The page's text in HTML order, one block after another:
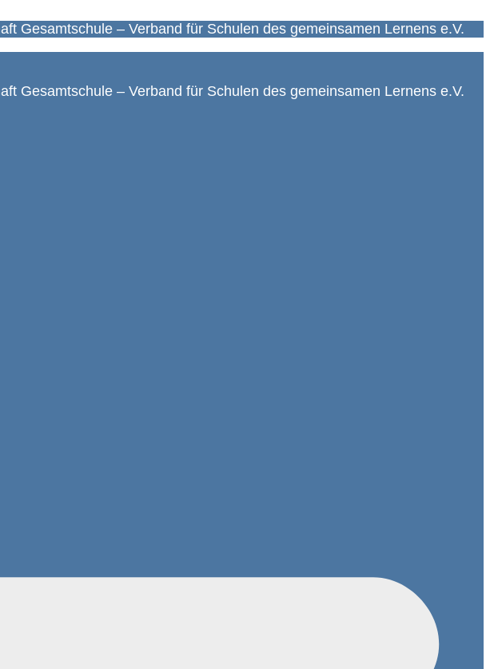
Gesamtschule – Verband für Schulen des gemeinsamen Lernens e.V.
Gesamtschule – Verband für Schulen des gemeinsamen Lernens e.V.